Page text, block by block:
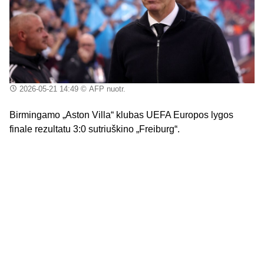
2026-05-21 14:49© AFP nuotr.
Birmingamo „Aston Villa“ klubas UEFA Europos lygos
finale rezultatu 3:0 sutriuškino „Freiburg“.